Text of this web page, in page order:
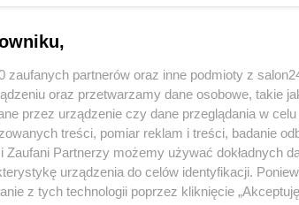
Reklama
zaufanych partnerów oraz inne podmioty z
oraz przetwarzamy dane osobowe, takie
przez urządzenie czy dane przeglądania w
treści, pomiar reklam i treści, badanie
Zaufani Partnerzy możemy używać dokładnych
urządzenia do celów identyfikacji.
z tych technologii poprzez kliknięcie